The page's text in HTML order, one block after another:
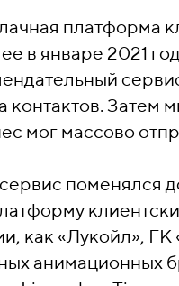
платформа
в январе 2021
контактов.
мог массово
поменялся
как «Лукойл»,
анимационных